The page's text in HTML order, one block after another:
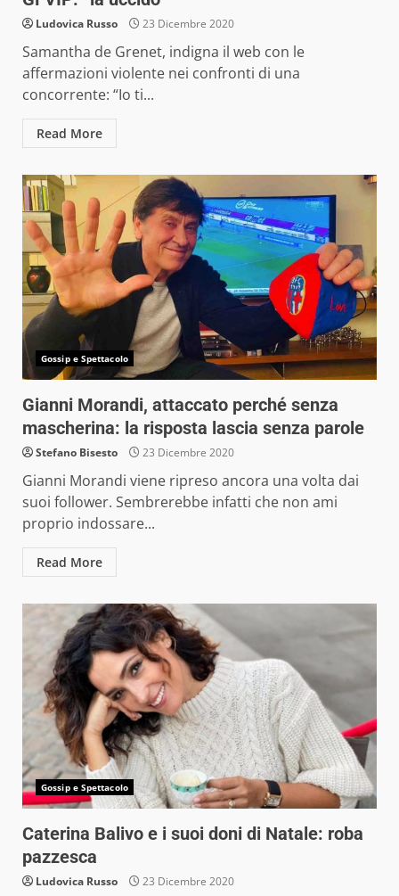
Ludovica Russo 23 Dicembre 2020
Samantha de Grenet, indigna il web con le
affermazioni violente nei confronti di una
concorrente: “Io ti...
Read More
Gossip e Spettacolo
Gianni Morandi, attaccato perché senza
mascherina: la risposta lascia senza parole
Stefano Bisesto 23 Dicembre 2020
Gianni Morandi viene ripreso ancora una volta dai
suoi follower. Sembrerebbe infatti che non ami
proprio indossare...
Read More
Gossip e Spettacolo
Caterina Balivo e i suoi doni di Natale: roba
pazzesca
Ludovica Russo 23 Dicembre 2020